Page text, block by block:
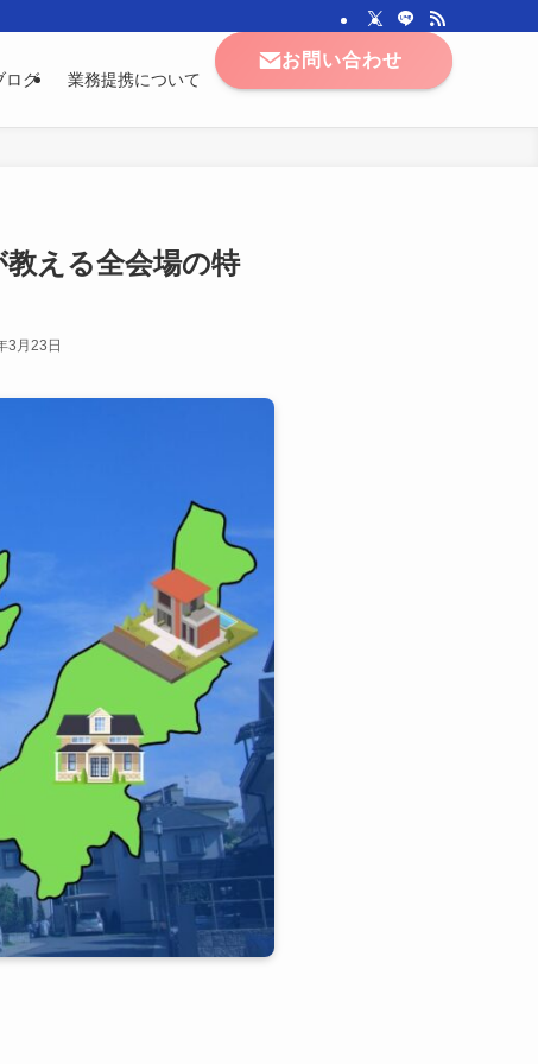
ログ 業務提携について
お問い合わせ
える全会場の特
3月23日